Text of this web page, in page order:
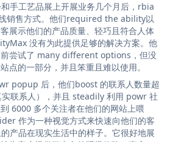
手工艺品展上开展业务几个月后，rbia
销售方式。他们required the ability以
展示他们的产品质量、轻巧且符合人体
没有为此提供足够的解决方案。他
尝试了 many different options，但没
点的一部分，并且笨重且难以使用。
popup 后，他们boost 的联系人数量超
联系人），并且 steadily 利用 powr 社
6000 多个关注者在他们的网站上喂
作为一种视觉方式来快速向他们的客
产品在现实生活中的样子。它很好地展